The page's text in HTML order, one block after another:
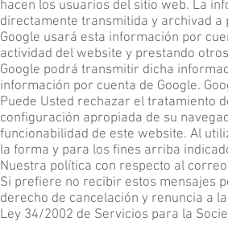
hacen los usuarios del sitio web. La
directamente transmitida y archivad a
Google usará esta información por
actividad del website y prestando
Google podrá transmitir dicha
información por cuenta de Google.
Puede Usted rechazar el tratamiento
configuración apropiada de su
funcionabilidad de este website. Al
la forma y para los fines arriba
Nuestra política con respecto al
Si prefiere no recibir estos mensajes
derecho de cancelación y renuncia a
Ley 34/2002 de Servicios para la